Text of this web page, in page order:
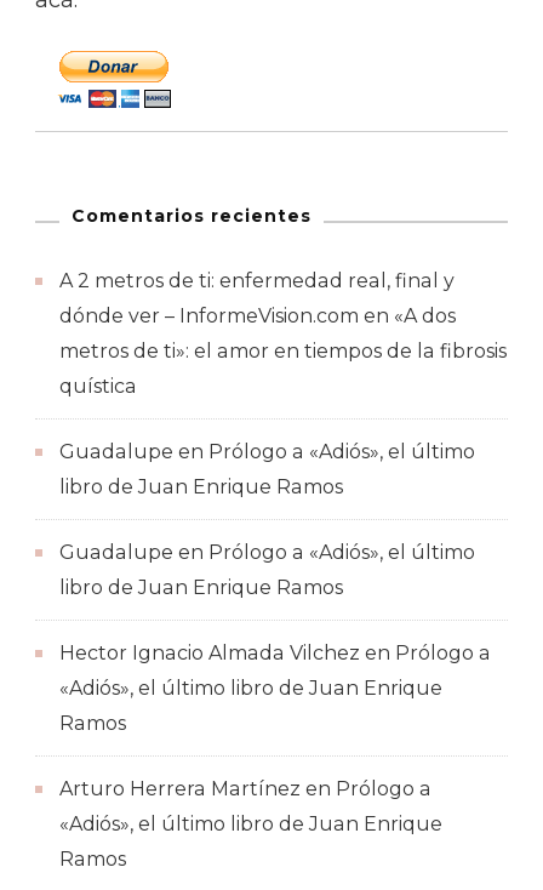
Comentarios recientes
A 2 metros de ti: enfermedad real, final y
dónde ver – InformeVision.com en «A dos
metros de ti»: el amor en tiempos de la fibrosis
quística
Guadalupe en Prólogo a «Adiós», el último
libro de Juan Enrique Ramos
Guadalupe en Prólogo a «Adiós», el último
libro de Juan Enrique Ramos
Hector Ignacio Almada Vilchez en Prólogo a
«Adiós», el último libro de Juan Enrique
Ramos
Arturo Herrera Martínez en Prólogo a
«Adiós», el último libro de Juan Enrique
Ramos